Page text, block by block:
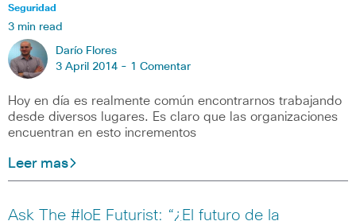
Seguridad
3 min read
Darío Flores
3 April 2014 - 1 Comentar
Hoy en día es realmente común encontrarnos trabajando
desde diversos lugares. Es claro que las organizaciones
encuentran en esto incrementos
Leer mas
Ask The #IoE Futurist: “¿El futuro de la